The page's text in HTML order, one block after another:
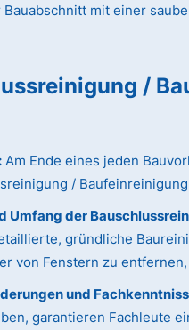
Bauabschnitt mit einer
/
Am Ende eines jeden
/
Umfang der
gründliche
von Fenstern zu
und
garantieren Fachleute